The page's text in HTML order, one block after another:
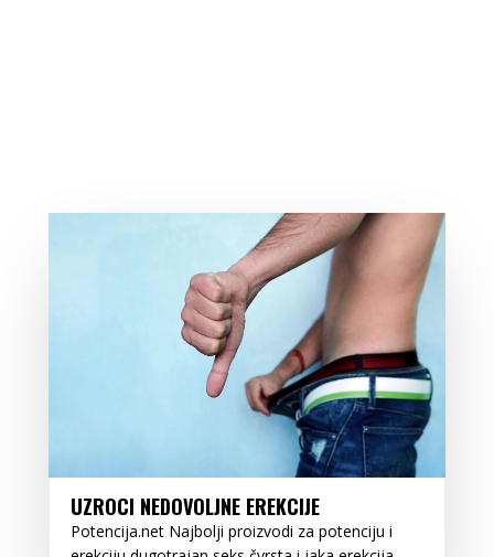
UZROCI NEDOVOLJNE EREKCIJE
Potencija.net Najbolji proizvodi za potenciju i